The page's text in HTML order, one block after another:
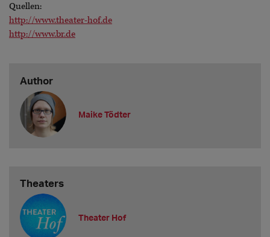
Quellen:
http://www.theater-hof.de
http://www.br.de
Author
Maike Tödter
Theaters
Theater Hof